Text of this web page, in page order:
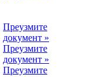
Преузмите
документ »
Преузмите
документ »
Преузмите